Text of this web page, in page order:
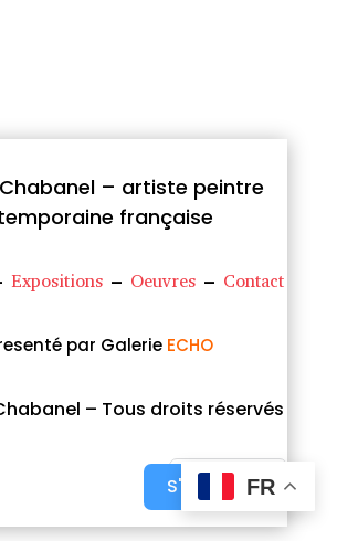
– artiste peintre
française
Expositions – Oeuvres – Contact
par Galerie ECHO
– Tous droits réservés
S'abonnerFR